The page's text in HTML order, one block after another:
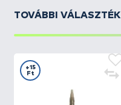
TOVÁBBI VÁLASZTÉK
+15
Ft